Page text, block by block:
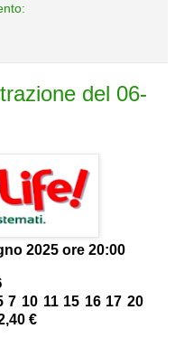
del 06-
2025 ore 20:00
7 10 11 15 16 17 20
€